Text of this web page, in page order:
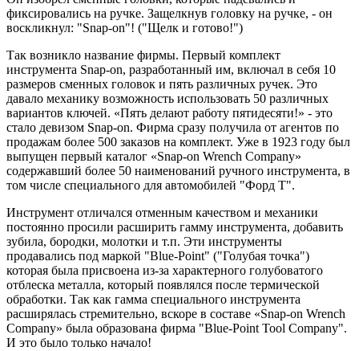
фиксировались на ручке. Защелкнув головку на ручке, - он
воскликнул: "Snap-on"! ("Щелк и готово!")
Так возникло название фирмы. Первый комплект
инструмента Snap-on, разработанный им, включал в себя 10
размеров сменных головок и пять различных ручек. Это
давало механику возможность использовать 50 различных
вариантов ключей. «Пять делают работу пятидесяти!» - это
стало девизом Snap-on. Фирма сразу получила от агентов по
продажам более 500 заказов на комплект. Уже в 1923 году был
выпущен первый каталог «Snap-on Wrench Company»
содержавший более 50 наименований ручного инструмента, в
том числе специального для автомобилей "Форд Т".
Инструмент отличался отменным качеством и механики
постоянно просили расширить гамму инструмента, добавить
зубила, бородки, молотки и т.п. Эти инструменты
продавались под маркой "Blue-Point" ("Голубая точка")
которая была присвоена из-за характерного голубоватого
отблеска металла, который появлялся после термической
обработки. Так как гамма специального инструмента
расширялась стремительно, вскоре в составе «Snap-on Wrench
Company» была образована фирма "Blue-Point Tool Company".
И это было только начало!